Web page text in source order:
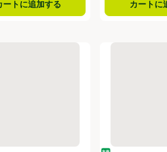
ートに追加する カートに
FIT(ピースフィット) COOL タンクトップ
PEACE FIT(ピ